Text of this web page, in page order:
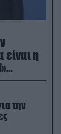
είναι η
την